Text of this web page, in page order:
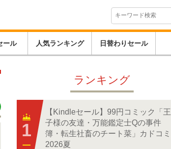
ール 人気ランキング 日替わりセール
ランキング
【Kindleセール】99円コミック「王
子様の友達・万能鑑定士Qの事件
簿・転生社畜のチート菜」カドコミ
2026夏